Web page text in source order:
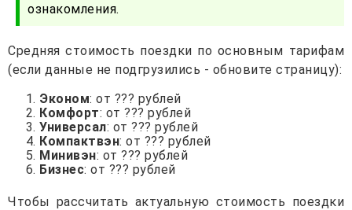
ознакомления.
Средняя стоимость поездки по основным тарифам
(если данные не подгрузились - обновите страницу):
Эконом: от ??? рублей
Комфорт: от ??? рублей
Универсал: от ??? рублей
Компактвэн: от ??? рублей
Минивэн: от ??? рублей
Бизнес: от ??? рублей
Чтобы рассчитать актуальную стоимость поездки